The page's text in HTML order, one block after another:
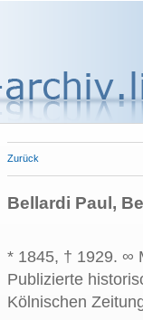
Zurück
Bellardi Paul,
* 1845, † 1929. ∞
Publizierte
Kölnischen